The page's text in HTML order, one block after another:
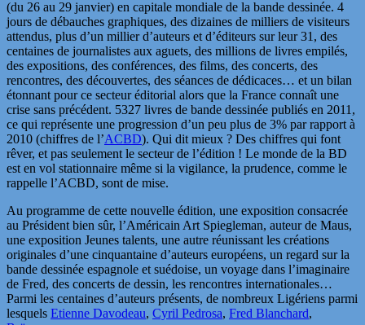
(du 26 au 29 janvier) en capitale mondiale de la bande dessinée. 4
jours de débauches graphiques, des dizaines de milliers de visiteurs
attendus, plus d’un millier d’auteurs et d’éditeurs sur leur 31, des
centaines de journalistes aux aguets, des millions de livres empilés,
des expositions, des conférences, des films, des concerts, des
rencontres, des découvertes, des séances de dédicaces… et un bilan
étonnant pour ce secteur éditorial alors que la France connaît une
crise sans précédent. 5327 livres de bande dessinée publiés en 2011,
ce qui représente une progression d’un peu plus de 3% par rapport à
2010 (chiffres de l’ACBD). Qui dit mieux ? Des chiffres qui font
rêver, et pas seulement le secteur de l’édition ! Le monde de la BD
est en vol stationnaire même si la vigilance, la prudence, comme le
rappelle l’ACBD, sont de mise.
Au programme de cette nouvelle édition, une exposition consacrée
au Président bien sûr, l’Américain Art Spiegleman, auteur de Maus,
une exposition Jeunes talents, une autre réunissant les créations
originales d’une cinquantaine d’auteurs européens, un regard sur la
bande dessinée espagnole et suédoise, un voyage dans l’imaginaire
de Fred, des concerts de dessin, les rencontres internationales…
Parmi les centaines d’auteurs présents, de nombreux Ligériens parmi
lesquels Etienne Davodeau, Cyril Pedrosa, Fred Blanchard,